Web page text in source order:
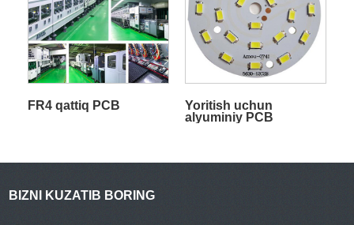
FR4 qattiq PCB
Yoritish uchun
alyuminiy PCB
BIZNI KUZATIB BORING